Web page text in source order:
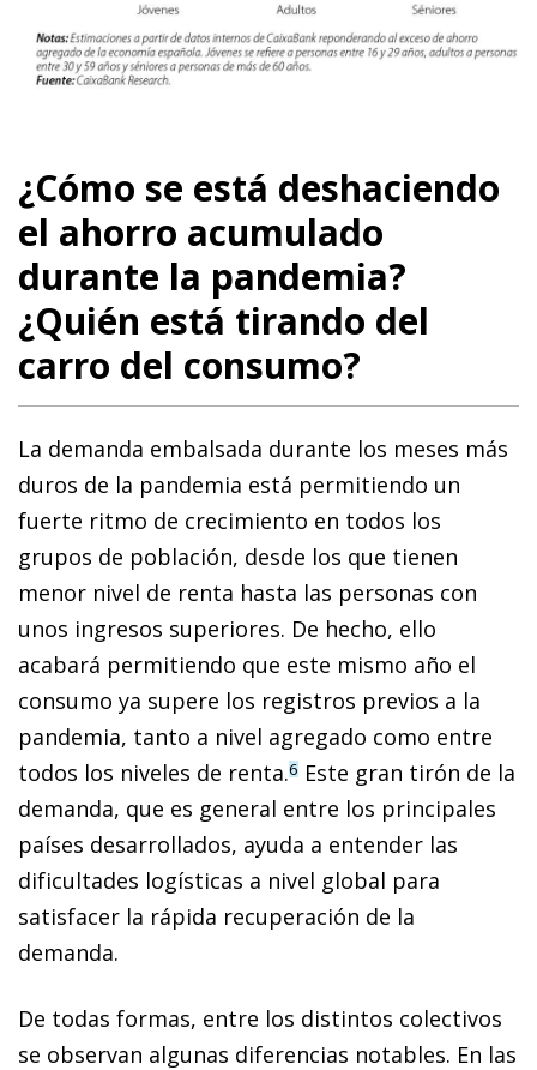
¿Cómo se está deshaciendo
el ahorro acumulado
durante la pandemia?
¿Quién está tirando del
carro del consumo?
La demanda embalsada durante los meses más
duros de la pandemia está permitiendo un
fuerte ritmo de crecimiento en todos los
grupos de población, desde los que tienen
menor nivel de renta hasta las personas con
unos ingresos superiores. De hecho, ello
acabará permitiendo que este mismo año el
consumo ya supere los registros previos a la
pandemia, tanto a nivel agregado como entre
todos los niveles de renta.6 Este gran tirón de la
demanda, que es general entre los principales
países desarrollados, ayuda a entender las
dificultades logísticas a nivel global para
satisfacer la rápida recuperación de la
demanda.
De todas formas, entre los distintos colectivos
se observan algunas diferencias notables. En las